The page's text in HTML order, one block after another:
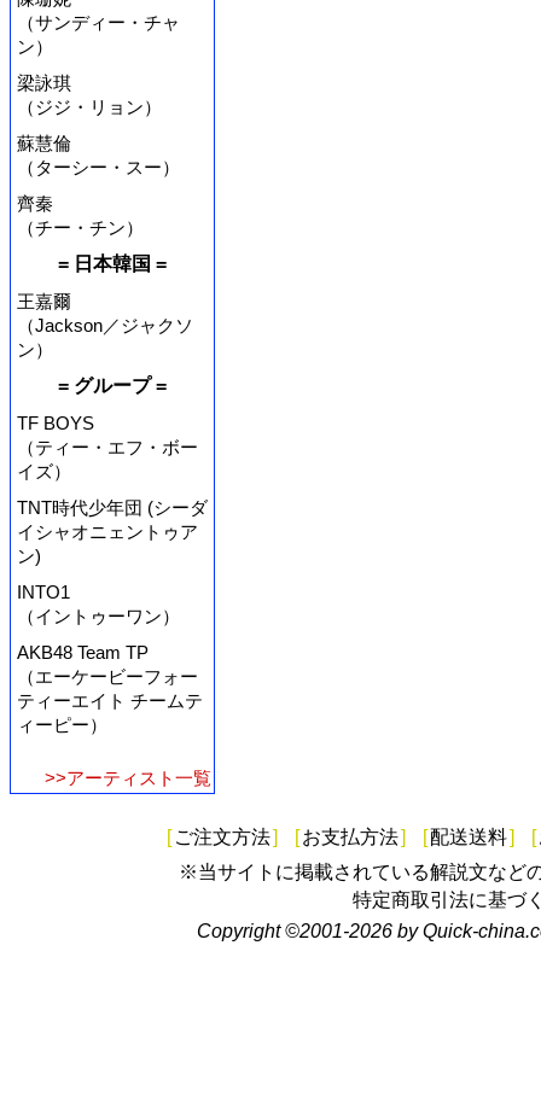
（サンディー・チャ
ン）
梁詠琪
（ジジ・リョン）
蘇慧倫
（ターシー・スー）
齊秦
（チー・チン）
= 日本韓国 =
王嘉爾
（Jackson／ジャクソ
ン）
= グループ =
TF BOYS
（ティー・エフ・ボー
イズ）
TNT時代少年団 (シーダ
イシャオニェントゥア
ン)
INTO1
（イントゥーワン）
AKB48 Team TP
（エーケービーフォー
ティーエイト チームテ
ィーピー）
>>アーティスト一覧
[ ご注文方法] [お支払方法] [配送送料] [
※当サイトに掲載されている解説文など
特定商取引法に基づ
Copyright ©2001-2026 by Quick-